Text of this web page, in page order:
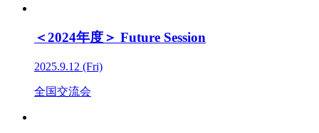
＜2024年度＞ Future Session
2025.9.12 (Fri)
全国交流会